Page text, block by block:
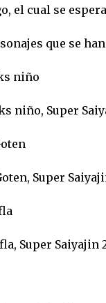
el cual se
que se
niño
niño, Super
Super
Super Saiyajin